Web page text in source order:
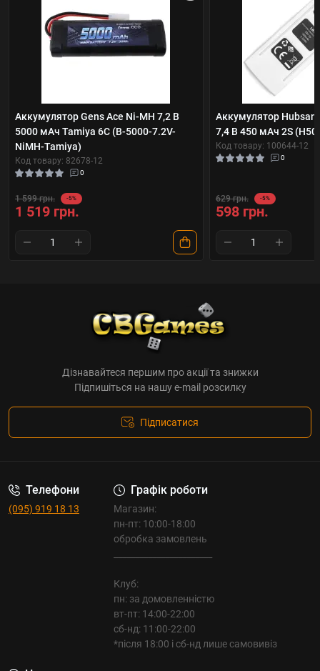
Аккумулятор Gens Ace Ni-MH 7,2 В
5000 мАч Tamiya 6C (B-5000-7.2V-
NiMH-Tamiya)
Код товару: 82678-12
0
1 599 грн. -5%
1 519 грн.
Аккумулятор Hubsan
7,4 В 450 мАч 2S
Код товару: 100644-12
0
629 грн. -5%
598 грн.
Дізнавайтеся першим про акції та знижки
Підпишіться на нашу e-mail розсилку
Підписатися
Телефони
(095) 919 18 13
Графік роботи
Магазин:
пн-пт: 10:00-18:00
обробка замовлень
Клуб:
пн: за домовленністю
вт-пт: 14:00-22:00
сб-нд: 11:00-22:00
*після 18:00 і сб-нд лише самовивіз